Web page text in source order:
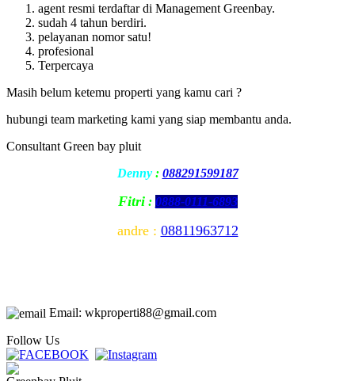
agent resmi terdaftar di Management Greenbay.
sudah 4 tahun berdiri.
pelayanan nomor satu!
profesional
Terpercaya
Masih belum ketemu properti yang kamu cari ?
hubungi team marketing kami yang siap membantu anda.
Consultant Green bay pluit
Denny: 088291599187
Fitri: 0888-0111-6893
andre : 08811963712
Email: wkproperti88@gmail.com
Follow Us